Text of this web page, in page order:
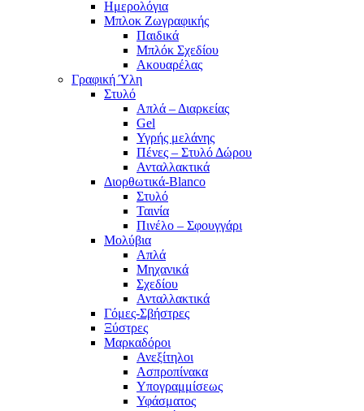
Ημερολόγια
Μπλοκ Ζωγραφικής
Παιδικά
Μπλόκ Σχεδίου
Ακουαρέλας
Γραφική Ύλη
Στυλό
Απλά – Διαρκείας
Gel
Υγρής μελάνης
Πένες – Στυλό Δώρου
Ανταλλακτικά
Διορθωτικά-Blanco
Στυλό
Ταινία
Πινέλο – Σφουγγάρι
Μολύβια
Απλά
Μηχανικά
Σχεδίου
Ανταλλακτικά
Γόμες-Σβήστρες
Ξύστρες
Μαρκαδόροι
Ανεξίτηλοι
Ασπροπίνακα
Υπογραμμίσεως
Υφάσματος